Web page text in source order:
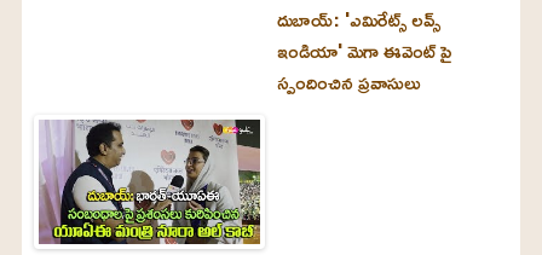
దుబాయ్‌: 'ఎమిరేట్స్ లవ్స్
ఇండియా' మెగా ఈవెంట్ పై
స్పందించిన ప్రవాసులు